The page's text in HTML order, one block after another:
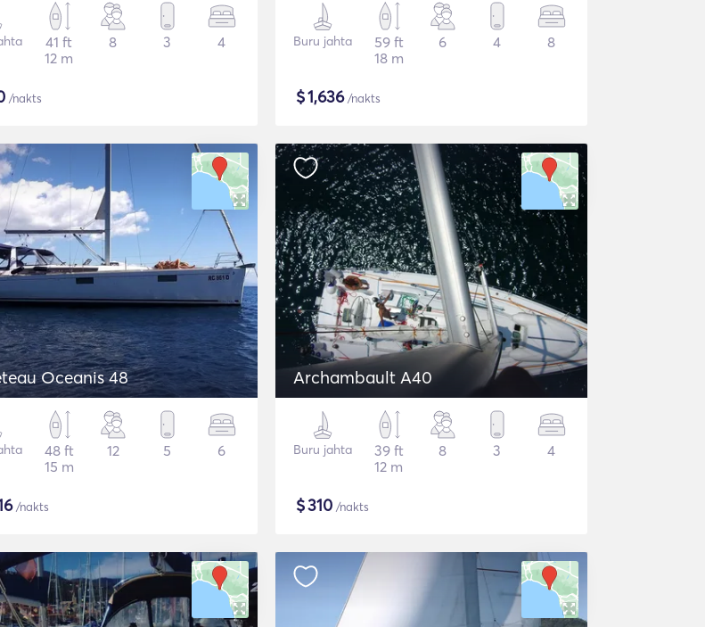
41 ft
12 m
8 3 4
/nakts
Buru jahta
59 ft
18 m
6 4 8
$1,636/nakts
Oceanis 48
48 ft
15 m
12 5 6
/nakts
Archambault A40
Buru jahta
39 ft
12 m
8 3 4
$310 /nakts